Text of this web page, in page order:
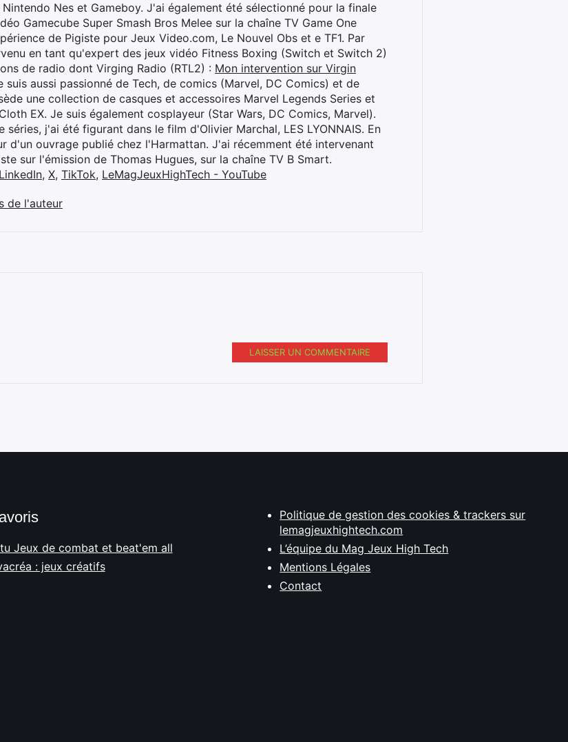
Nes et Gameboy. J'ai également été sélectionné pour la finale
Gamecube Super Smash Bros Melee sur la chaîne TV Game One
de Pigiste pour Jeux Video.com, Le Nouvel Obs et e TF1. Par
en tant qu'expert des jeux vidéo Fitness Boxing (Switch et Switch 2)
de radio dont Virging Radio (RTL2) : Mon intervention sur Virgin
suis aussi passionné de Tech, de comics (Marvel, DC Comics) et de
une collection de casques et accessoires Marvel Legends Series et
EX. Je suis également cosplayeur (Star Wars, DC Comics, Marvel).
séries, j'ai été figurant dans le film d'Olivier Marchal, LES LYONNAIS. En
d'un ouvrage publié chez l'Harmattan. J'ai récemment été intervenant
sur l'émission de Thomas Hugues, sur la chaîne TV B Smart.
LinkedIn, X, TikTok, LeMagJeuxHighTech - YouTube
de l'auteur
LAISSER UN COMMENTAIRE
Jeux de combat et beat'em all
: jeux créatifs
Politique de gestion des cookies & trackers sur
lemagjeuxhightech.com
L’équipe du Mag Jeux High Tech
Mentions Légales
Contact